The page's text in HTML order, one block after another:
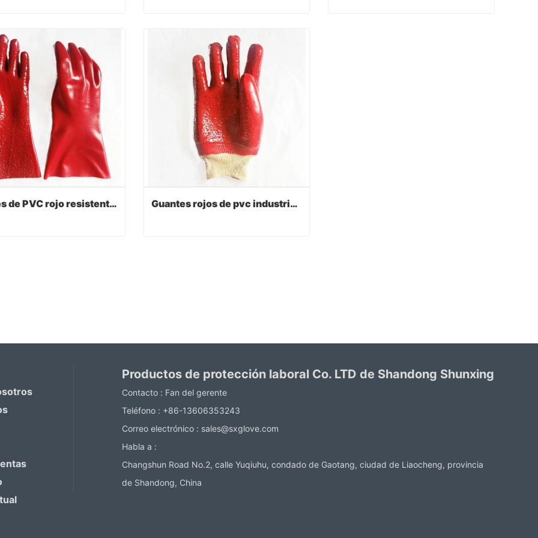
Now Contact Now
Guantes de PVC rojo resistentes al desgaste y al aceite de 14 pulgadas Guantes rojos de pvc industrial de trabajo pesado
Productos de protección laboral Co. LTD de Shandong Shunxing
Contacto : Fan del gerente
Teléfono : +86-13606353243
Correo electrónico : sales@sxglove.com
Habla a :
Changshun Road No.2, calle Yuqiuhu, condado de Gaotang, ciudad de Liaocheng, provincia
de Shandong, China